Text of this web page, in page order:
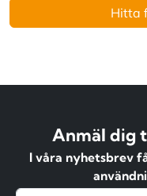
Hitta
Anmäl dig
I våra nyhetsbrev